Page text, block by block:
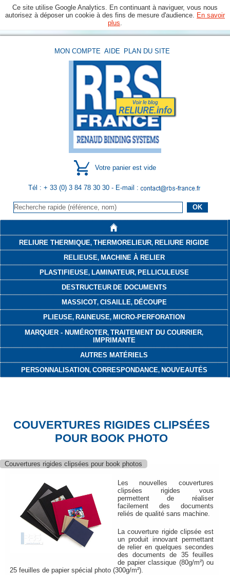
Ce site utilise Google Analytics. En continuant à naviguer, vous nous
autorisez à déposer un cookie à des fins de mesure d'audience. En savoir
plus
MON COMPTE AIDE PLAN DU SITE
Votre panier est vide
Tél : + 33 (0) 3 84 78 30 30 - E-mail :
RELIURE THERMIQUE,THERMORELIEUR, RELIURE RIGIDE
RELIEUSE, MACHINE À RELIER
PLASTIFIEUSE, LAMINATEUR, PELLICULEUSE
DESTRUCTEUR DE DOCUMENTS
MASSICOT, CISAILLE, DÉCOUPE
PLIEUSE, RAINEUSE, MICRO-PERFORATION
MARQUER - NUMÉROTER,TRAITEMENT DU COURRIER,
IMPRIMANTE
AUTRES MATÉRIELS
PERSONNALISATION, CORRESPONDANCE, NOUVEAUTÉS
COUVERTURES RIGIDES CLIPSÉES
POUR BOOK PHOTO
Couvertures rigides clipsées pour book photos
Les nouvelles couvertures
clipsées rigides vous
permettent de réaliser
facilement des documents
reliés de qualité sans machine.
La couverture rigide clipsée est
un produit innovant permettant
de relier en quelques secondes
des documents de 35 feuilles
de papier classique (80g/m²) ou
25 feuilles de papier spécial photo (300g/m²).